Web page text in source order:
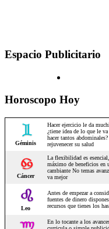
Espacio Publicitario
Horoscopo Hoy